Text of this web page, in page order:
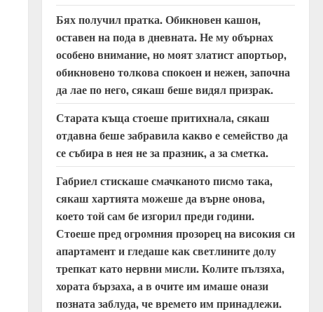
Бях получил пратка. Обикновен кашон,
оставен на пода в дневната. Не му обърнах
особено внимание, но моят златист апортьор,
обикновено толкова спокоен и нежен, започна
да лае по него, сякаш беше видял призрак.
Старата къща стоеше притихнала, сякаш
отдавна беше забравила какво е семейство да
се събира в нея не за празник, а за сметка.
Габриел стискаше смачканото писмо така,
сякаш хартията можеше да върне онова,
което той сам бе изгорил преди години.
Стоеше пред огромния прозорец на високия си
апартамент и гледаше как светлините долу
трепкат като нервни мисли. Колите пълзяха,
хората бързаха, а в очите им имаше онази
позната заблуда, че времето им принадлежи.